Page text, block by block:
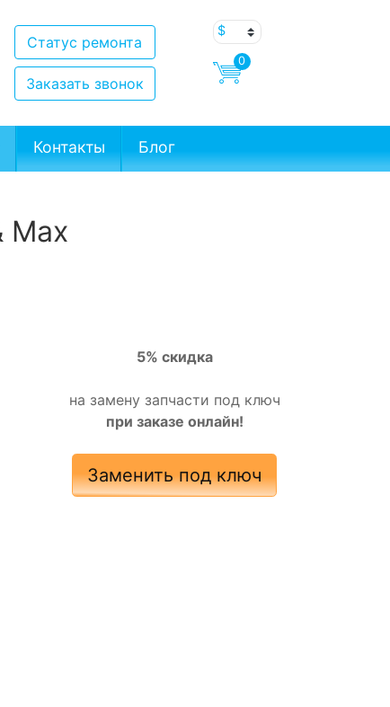
Статус ремонта
Заказать звонок
0
Контакты Блог
Max
5% скидка
на замену запчасти под ключ
при заказе онлайн!
Заменить под ключ